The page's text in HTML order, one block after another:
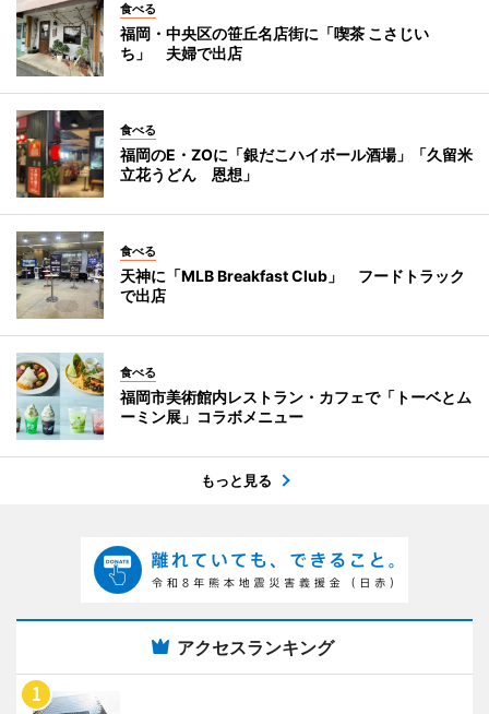
食べる
福岡・中央区の笹丘名店街に「喫茶 こさじい
ち」 夫婦で出店
食べる
福岡のE・ZOに「銀だこハイボール酒場」「久留米
立花うどん 恩想」
食べる
天神に「MLB Breakfast Club」 フードトラック
で出店
食べる
福岡市美術館内レストラン・カフェで「トーベとム
ーミン展」コラボメニュー
もっと見る
アクセスランキング